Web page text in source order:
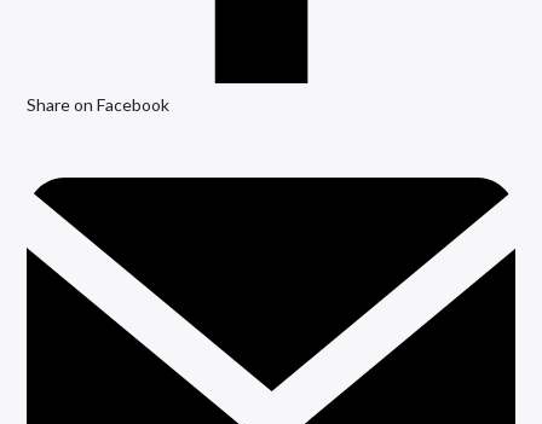
Share on Facebook